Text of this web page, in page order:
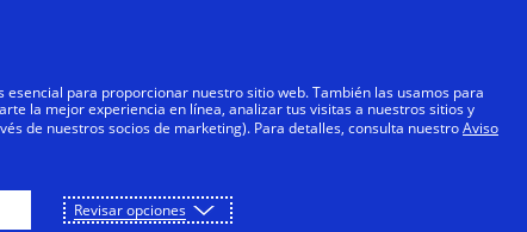
Negocios Innovadores Todos
NOTAS DE PRENSA
para proporcionar nuestro sitio web. También las usamos para
la mejor experiencia en línea, analizar tus visitas a nuestros sitios y
de nuestros socios de marketing). Para detalles, consulta nuestroAviso
Revisar opciones